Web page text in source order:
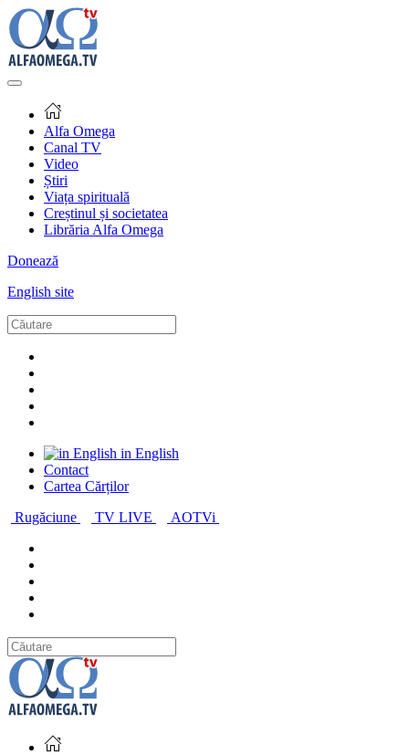
Alfa Omega
Canal TV
Video
Știri
Viața spirituală
Creștinul și societatea
Librăria Alfa Omega
Donează
English site
in English
Contact
Cartea Cărților
Rugăciune
TV LIVE AOTVi